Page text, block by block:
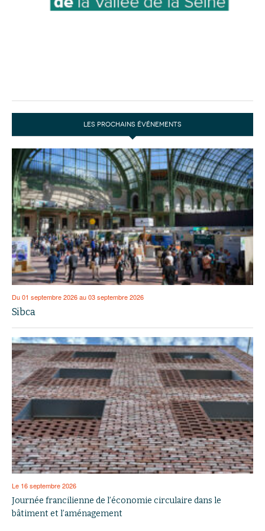
LES PROCHAINS ÉVÉNEMENTS
Du 01 septembre 2026 au 03 septembre 2026
Sibca
Le 16 septembre 2026
Journée francilienne de l’économie circulaire dans le
bâtiment et l’aménagement